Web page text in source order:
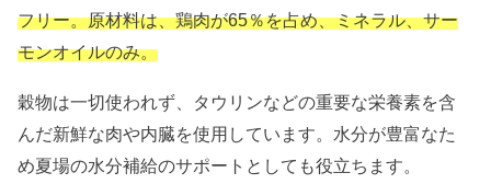
フリー。原材料は、鶏肉が65％を占め、ミネラル、サー
モンオイルのみ。
穀物は一切使われず、タウリンなどの重要な栄養素を含
んだ新鮮な肉や内臓を使用しています。水分が豊富なた
め夏場の水分補給のサポートとしても役立ちます。